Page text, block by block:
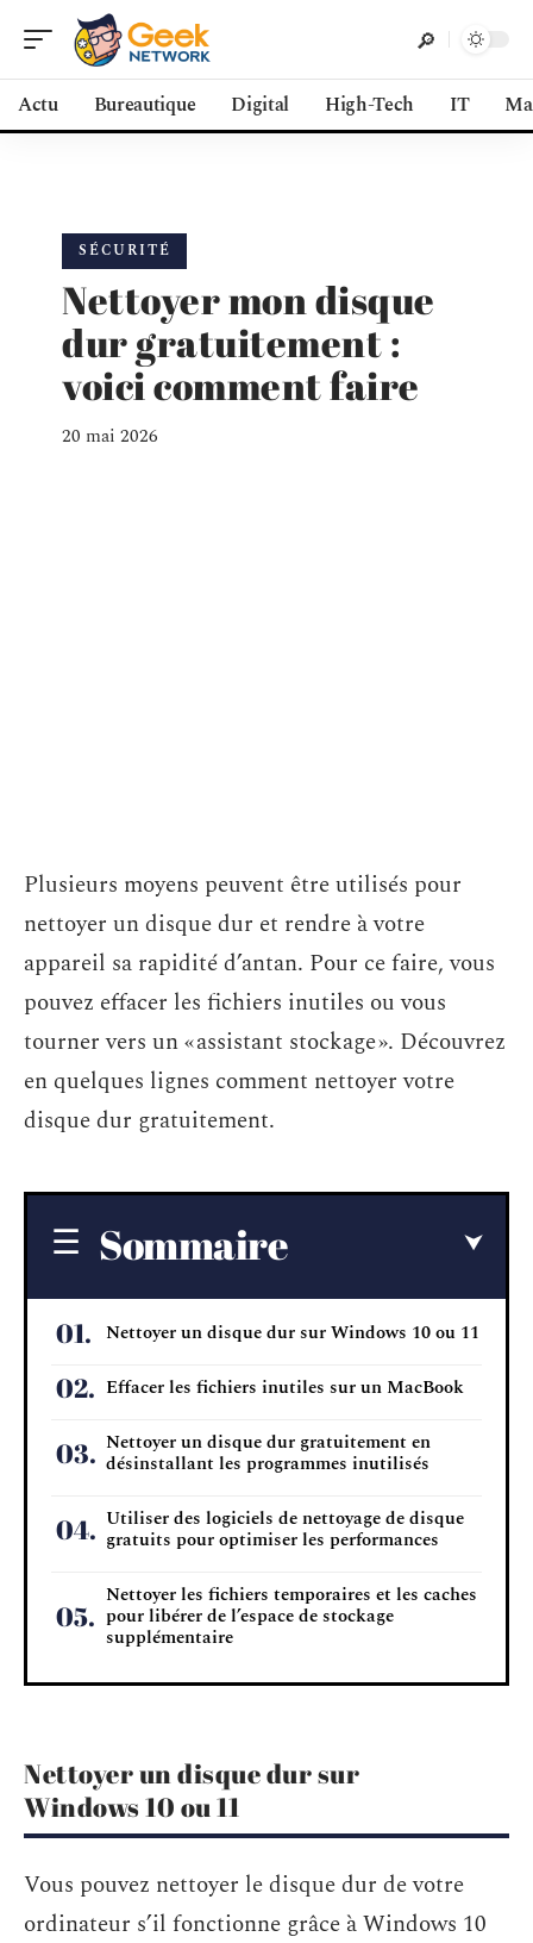
Actu Bureautique Digital High-Tech IT
SÉCURITÉ
Nettoyer mon disque
dur gratuitement :
voici comment faire
20 mai 2026
Plusieurs moyens peuvent être utilisés pour
nettoyer un disque dur et rendre à votre
appareil sa rapidité d’antan. Pour ce faire, vous
pouvez effacer les fichiers inutiles ou vous
tourner vers un « assistant stockage ». Découvrez
en quelques lignes comment nettoyer votre
disque dur gratuitement.
Sommaire
Nettoyer un disque dur sur Windows 10 ou 11
Effacer les fichiers inutiles sur un MacBook
Nettoyer un disque dur gratuitement en
désinstallant les programmes inutilisés
Utiliser des logiciels de nettoyage de disque
gratuits pour optimiser les performances
Nettoyer les fichiers temporaires et les caches
pour libérer de l’espace de stockage
supplémentaire
Nettoyer un disque dur sur
Windows 10 ou 11
Vous pouvez nettoyer le disque dur de votre
ordinateur s’il fonctionne grâce à Windows 10